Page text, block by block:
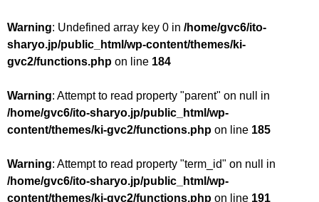
Warning: Undefined array key 0 in /home/gvc6/ito-
sharyo.jp/public_html/wp-content/themes/ki-
gvc2/functions.php on line 184
Warning: Attempt to read property "parent" on null in
/home/gvc6/ito-sharyo.jp/public_html/wp-
content/themes/ki-gvc2/functions.php on line 185
Warning: Attempt to read property "term_id" on null in
/home/gvc6/ito-sharyo.jp/public_html/wp-
content/themes/ki-gvc2/functions.php on line 191